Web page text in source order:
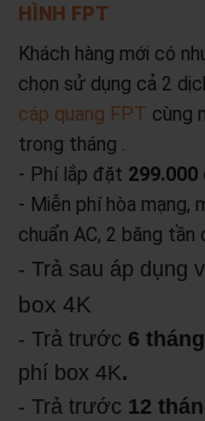
HÌNH FPT
Khách hàng mới có
chọn sử dụng cả 2
cáp quang FPT cùng
trong tháng .
- Phí lắp đặt 299.000
- Miễn phí hòa mạng,
chuẩn AC, 2 băng tần
- Trả sau áp dụng
box 4K
- Trả trước 6 tháng
phí box 4K.
- Trả trước 12